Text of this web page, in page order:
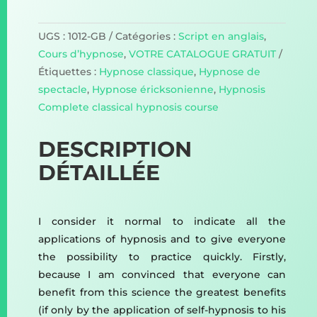
UGS : 1012-GB Catégories : Script en anglais,
Cours d’hypnose, VOTRE CATALOGUE GRATUIT
Étiquettes : Hypnose classique, Hypnose de
spectacle, Hypnose éricksonienne, Hypnosis
Complete classical hypnosis course
DESCRIPTION
DÉTAILLÉE
I consider it normal to indicate all the
applications of hypnosis and to give everyone
the possibility to practice quickly. Firstly,
because I am convinced that everyone can
benefit from this science the greatest benefits
(if only by the application of self-hypnosis to his